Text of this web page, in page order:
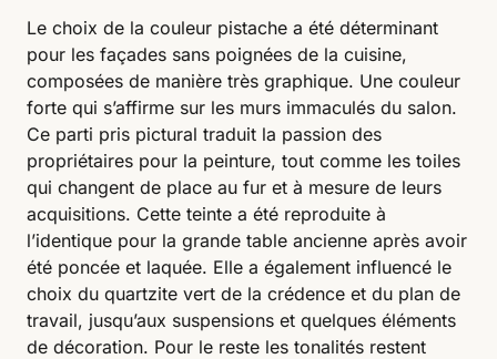
Le choix de la couleur pistache a été déterminant
pour les façades sans poignées de la cuisine,
composées de manière très graphique. Une couleur
forte qui s’affirme sur les murs immaculés du salon.
Ce parti pris pictural traduit la passion des
propriétaires pour la peinture, tout comme les toiles
qui changent de place au fur et à mesure de leurs
acquisitions. Cette teinte a été reproduite à
l’identique pour la grande table ancienne après avoir
été poncée et laquée. Elle a également influencé le
choix du quartzite vert de la crédence et du plan de
travail, jusqu’aux suspensions et quelques éléments
de décoration. Pour le reste les tonalités restent